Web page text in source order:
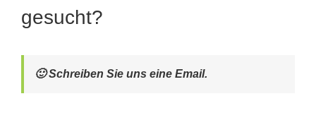
gesucht?
🙂 Schreiben Sie uns eine Email.